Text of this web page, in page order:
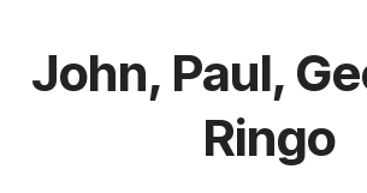
John, Paul,
Ringo